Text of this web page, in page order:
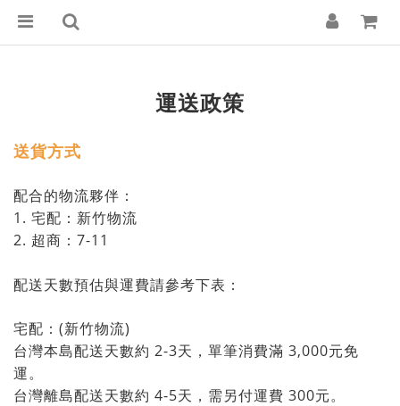
運送政策
送貨方式
配合的物流夥伴：
1. 宅配：新竹物流
2. 超商：7-11
配送天數預估與運費請參考下表：
宅配：(新竹物流)
台灣本島配送天數約 2-3天，單筆消費滿 3,000元免
運。
台灣離島配送天數約 4-5天，需另付運費 300元。